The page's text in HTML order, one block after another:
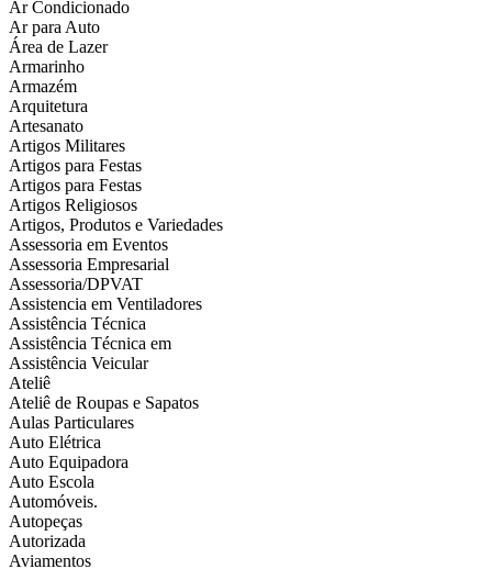
Ar Condicionado
Ar para Auto
Área de Lazer
Armarinho
Armazém
Arquitetura
Artesanato
Artigos Militares
Artigos para Festas
Artigos para Festas
Artigos Religiosos
Artigos, Produtos e Variedades
Assessoria em Eventos
Assessoria Empresarial
Assessoria/DPVAT
Assistencia em Ventiladores
Assistência Técnica
Assistência Técnica em
Assistência Veicular
Ateliê
Ateliê de Roupas e Sapatos
Aulas Particulares
Auto Elétrica
Auto Equipadora
Auto Escola
Automóveis.
Autopeças
Autorizada
Aviamentos